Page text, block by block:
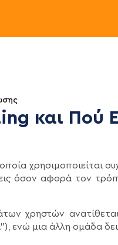
και Πού
χρησιμοποιείται
όσον αφορά τον
χρηστών
ενώ μια άλλη ομάδα